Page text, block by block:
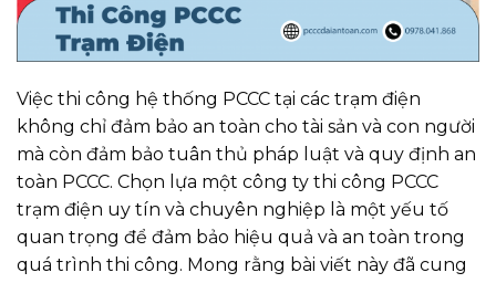
Việc thi công hệ thống PCCC tại các trạm điện
không chỉ đảm bảo an toàn cho tài sản và con người
mà còn đảm bảo tuân thủ pháp luật và quy định an
toàn PCCC. Chọn lựa một công ty thi công PCCC
trạm điện uy tín và chuyên nghiệp là một yếu tố
quan trọng để đảm bảo hiệu quả và an toàn trong
quá trình thi công. Mong rằng bài viết này đã cung